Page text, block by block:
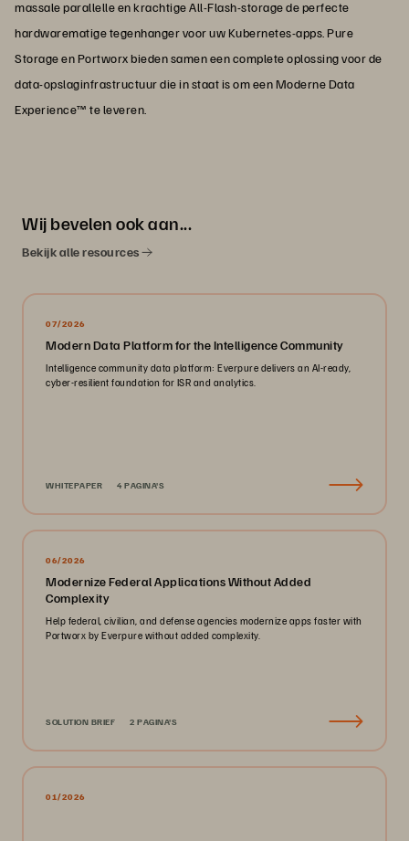
massale parallelle en krachtige All-Flash-storage de perfecte
hardwarematige tegenhanger voor uw Kubernetes-apps. Pure
Storage en Portworx bieden samen een complete oplossing voor de
data-opslaginfrastructuur die in staat is om een Moderne Data
Experience™ te leveren.
Wij bevelen ook aan...
Bekijk alle resources
07/2026
Modern Data Platform for the Intelligence Community
Intelligence community data platform: Everpure delivers an AI-ready,
cyber-resilient foundation for ISR and analytics.
WHITEPAPER 4 PAGINA'S
06/2026
Modernize Federal Applications Without Added
Complexity
Help federal, civilian, and defense agencies modernize apps faster with
Portworx by Everpure without added complexity.
SOLUTION BRIEF 2 PAGINA'S
01/2026